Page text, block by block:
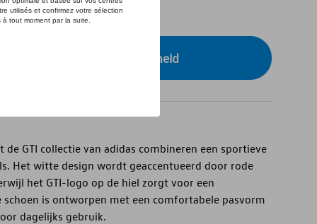
uw dealer voor beschikbaarheid
de GTI collectie van adidas combineren een sportieve
Het witte design wordt geaccentueerd door rode
het GTI-logo op de hiel zorgt voor een
is ontworpen met een comfortabele pasvorm
dagelijks gebruik.